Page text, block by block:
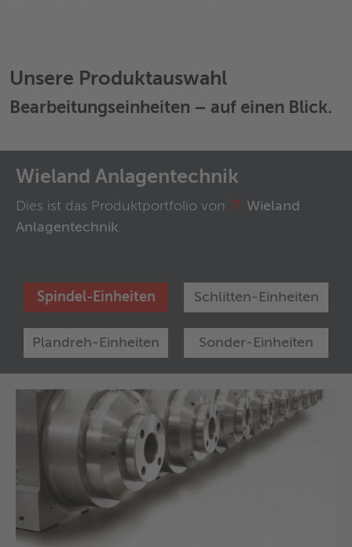
Unsere Produktauswahl
Bearbeitungseinheiten – auf einen Blick.
Wieland Anlagentechnik
Dies ist das Produktportfolio von
Wieland
Anlagentechnik.
Spindel-Einheiten Schlitten-Einheiten
Plandreh-Einheiten Sonder-Einheiten